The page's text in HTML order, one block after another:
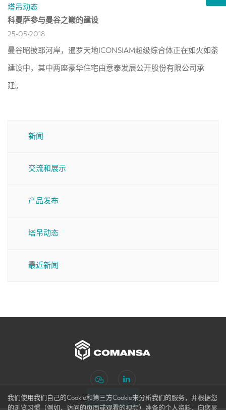
塔吊动态
科曼萨参与曼谷之巅的建设
25-05-2018
曼谷昭披耶河岸，暹罗天地ICONSIAM超级综合体正在如火如荼
建设中，其中两座豪华住宅由意泰发展公开股份有限公司承
建。
新闻
交流和展示
产品发布
塔吊动态
最近新闻
订阅新闻
我们使用我们自己的Cookie和第三方Cookie来分析我们的服务，并根据您
的浏览习惯（例如，访问的页面或观看的视频）准备的个人资料，向您显